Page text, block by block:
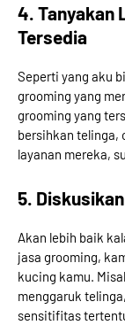
4. Tanyakan
Tersedia
Seperti yang aku
grooming yang
grooming yang
bersihkan telinga,
layanan mereka,
5.
Akan lebih baik
jasa grooming,
kucing kamu.
menggaruk
sensitifitas